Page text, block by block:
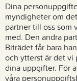
Dina
myndigheter om
partner till oss som
med. Den andra
Biträdet får bara
och ytterst är det vi
dina uppgifter. För
våra